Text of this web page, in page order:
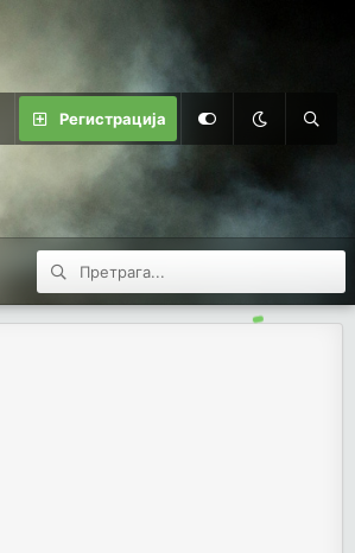
Регистрација